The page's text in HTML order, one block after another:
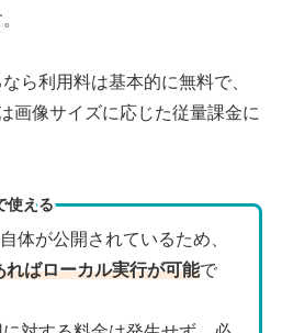
ら利用料は基本的に無料で、
画像サイズに応じた従量課金に
使える
体が公開されているため、
ればローカル実行が可能で